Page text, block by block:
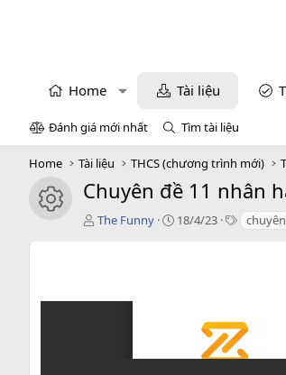
Home Tài liệu
Đánh giá mới nhất Tìm tài liệu
Home Tài liệu THCS (chương trình mới)
icon tài liệu
Chuyên đề 11 nhân
T
ả
The Funny
C18/4/23
T